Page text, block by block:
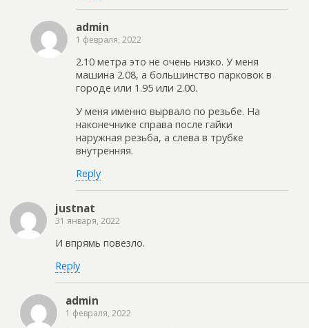
admin
1 февраля, 2022
2.10 метра это не очень низко. У меня
машина 2.08, а большинство парковок в
городе или 1.95 или 2.00.
У меня именно вырвало по резьбе. На
наконечнике справа после гайки
наружная резьба, а слева в трубке
внутренняя.
Reply
justnat
31 января, 2022
И впрямь повезло.
Reply
admin
1 февраля, 2022